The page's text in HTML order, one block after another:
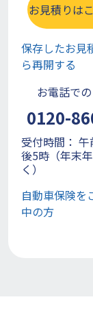
お見積りは
保存したお見
ら再開する
お電話で
0120-
受付時間：
後5時（年末
く）
自動車保険を
中の方